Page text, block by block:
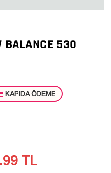
BALANCE 530
KAPIDA ÖDEME
TL